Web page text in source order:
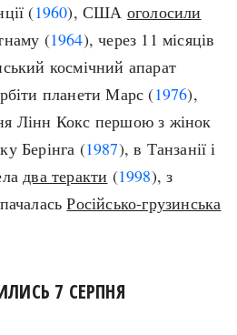
(1960), США оголосили
(1964), через 11 місяців
космічний апарат
планети Марс (1976),
Лінн Кокс першою з жінок
Берінга (1987), в Танзанії і
два теракти (1998), з
Російсько-грузинська
7 СЕРПНЯ